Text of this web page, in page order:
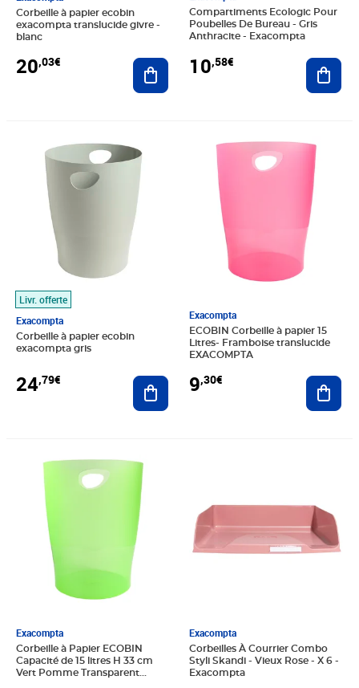
Corbeille à papier ecobin
exacompta translucide givre -
blanc
20,03€ Ajouter au panier
Compartiments Ecologic Pour
Poubelles De Bureau - Gris
Anthracite - Exacompta
10,58€
Livr. offerte
Exacompta
Corbeille à papier ecobin
exacompta gris
24,79€
Prix 24,79€
Ajouter au panier
Exacompta
ECOBIN Corbeille à papier 15
Litres- Framboise translucide
EXACOMPTA
9,30€
Prix 9,30€
Exacompta
Corbeille à Papier ECOBIN
Capacité de 15 litres H 33 cm
Vert Pomme Transparent
Prix 13,73€
Exacompta
Corbeilles À Courrier Combo
Styli Skandi - Vieux Rose - X 6 -
Exacompta